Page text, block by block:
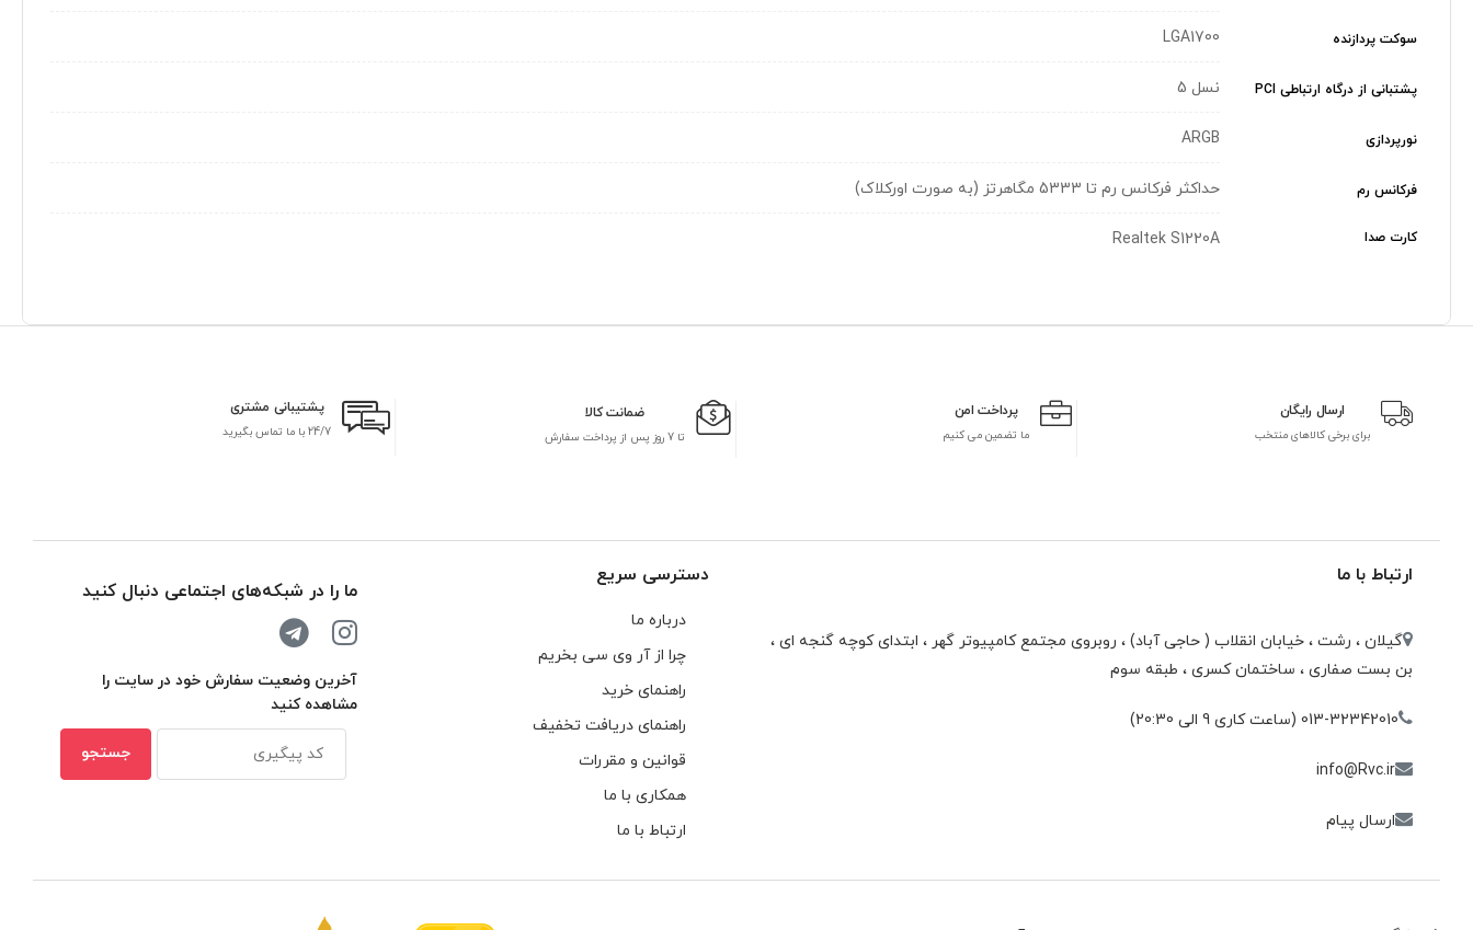
سوکت پردازنده LGA1700
پشتبانی از درگاه ارتباطی PCI نسل 5
نورپردازی ARGB
فرکانس رم حداکثر فرکانس رم تا 5333 مگاهرتز (به صورت اورکلاک)
کارت صدا Realtek S1220A
ارسال رایگان
برای برخی کالاهای منتخب
پرداخت امن
ما تضمین می کنیم
ضمانت کالا
تا 7 روز پس از پرداخت سفارش
پشتیبانی مشتری
24/7 با ما تماس بگیرید
ارتباط با ما
گیلان ، رشت ، خيابان انقلاب ( حاجی آباد) ، روبروی مجتمع كامپيوتر گهر ، ابتدای كوچه گنجه ای ،
بن بست صفاری ، ساختمان كسری ، طبقه سوم
013-32342010 (ساعت کاری 9 الی 20:30)
info@Rvc.ir
ارسال پیام
دسترسی سریع
درباره ما
چرا از آر وی سی بخریم
راهنمای خرید
راهنمای دریافت تخفیف
قوانین و مقررات
همکاری با ما
ارتباط با ما
ما را در شبکه‌های اجتماعی دنبال کنید
آخرین وضعیت سفارش خود در سایت را
مشاهده کنید